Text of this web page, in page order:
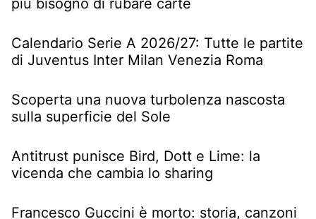
più bisogno di rubare carte
Calendario Serie A 2026/27: Tutte le partite
di Juventus Inter Milan Venezia Roma
Scoperta una nuova turbolenza nascosta
sulla superficie del Sole
Antitrust punisce Bird, Dott e Lime: la
vicenda che cambia lo sharing
Francesco Guccini è morto: storia, canzoni